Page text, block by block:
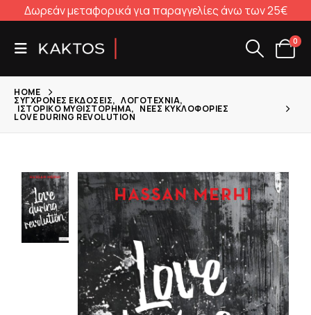
Δωρεάν μεταφορικά για παραγγελίες άνω των 25€
0
HOME
ΣΎΓΧΡΟΝΕΣ ΕΚΔΌΣΕΙΣ, ΛΟΓΟΤΕΧΝΊΑ,
ΙΣΤΟΡΙΚΌ ΜΥΘΙΣΤΌΡΗΜΑ, ΝΈΕΣ ΚΥΚΛΟΦΟΡΊΕΣ
LOVE DURING REVOLUTION